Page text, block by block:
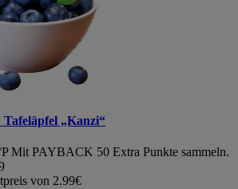
Tafeläpfel „Kanzi“
Mit PAYBACK 50 Extra Punkte sammeln.
von 2.99€